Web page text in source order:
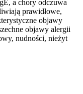
a chory odczuwa
prawidłowe,
objawy
objawy alergii
nudności, nieżyt